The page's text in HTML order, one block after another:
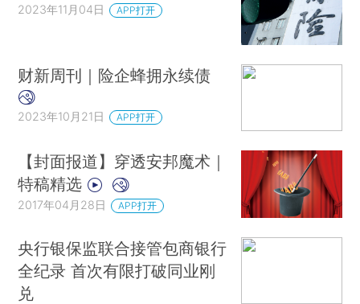
2023年11月04日 APP打开
财新周刊｜险企蜂拥永续债
2023年10月21日 APP打开
【封面报道】穿透安邦魔术｜
特稿精选
2017年04月28日 APP打开
央行银保监联合接管包商银行
全纪录 首次有限打破同业刚
兑